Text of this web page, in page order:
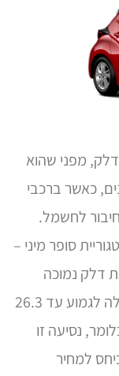
מפני שהוא
כאשר ברכבי
לחשמל.
סופר מיני –
דלק נמוכה
במיוחד: לפי נתוני היצרן, טויוטה יאריס יכולה לגמוע עד 26.3
נסיעה זו
גם חשמל (במחיר נמוך בכ 40% ביחס למחיר